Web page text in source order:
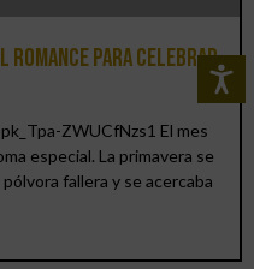
romance para celebrar
ZWUCfNzs1 El mes
especial. La primavera se
fallera y se acercaba